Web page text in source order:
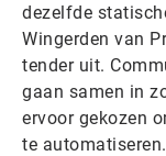
dezelfde
Wingerden van
tender uit.
gaan samen in
ervoor gekozen
te